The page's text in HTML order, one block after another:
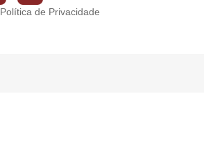
Política de Privacidade